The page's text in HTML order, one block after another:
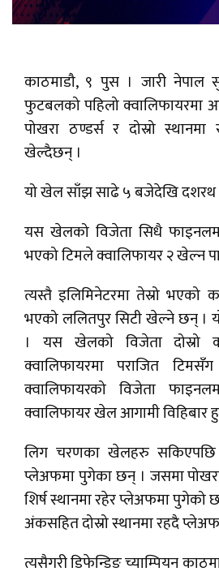
काठमाडौ, ९ पुस । जारी
फुटबलको पहिलो क्वालिफायरमा
पोखरा ठण्डर्स र दोस्रो
खेल्दैछन् ।
यो खेल साँझ साढे ५ बजेदेखि दशरथ
यस खेलको विजेता सिधै
भएको टिमले क्वालिफायर २ खेल्न
त्यस्तै इलिमिनेटरमा तेस्रो भएको
भएको ललितपुर सिटी खेल्ने छन् ।
। यस खेलको विजेता दोस्रो
क्वालिफायरमा पराजित
क्वालिफायरको विजेता
क्वालिफायर खेल आगामी विहिबार
लिग चरणका खेलहरु सकिएपछि
प्लेअफमा पुगेका छन् । जसमा
शिर्ष स्थानमा रहेर प्लेअफमा
अंकसहित दोस्रो स्थानमा रहदै
त्यसैगरी डिफेन्डिङ च्याम्पियन